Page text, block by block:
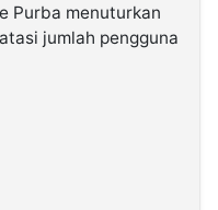
Purba menuturkan
jumlah pengguna